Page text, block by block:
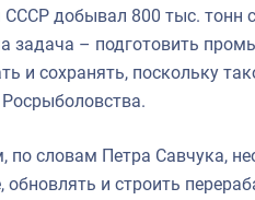
СССР добывал 800 тыс. тонн
задача – подготовить
и сохранять, поскольку
по словам Петра Савчука,
обновлять и строить